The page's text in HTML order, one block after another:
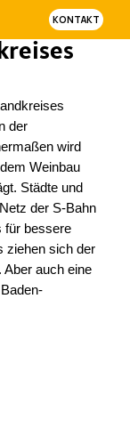
KONTAKT
der
wird
Weinbau
Städte und
der S-Bahn
für bessere
ziehen sich der
Aber auch eine